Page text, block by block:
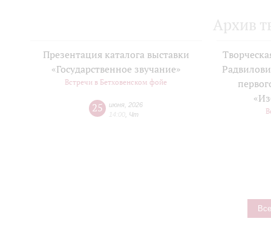
Архив
Презентация каталога выставки
«Государственное звучание»
Встречи в Бетховенском фойе
25 июня 2026
14:00 Чт